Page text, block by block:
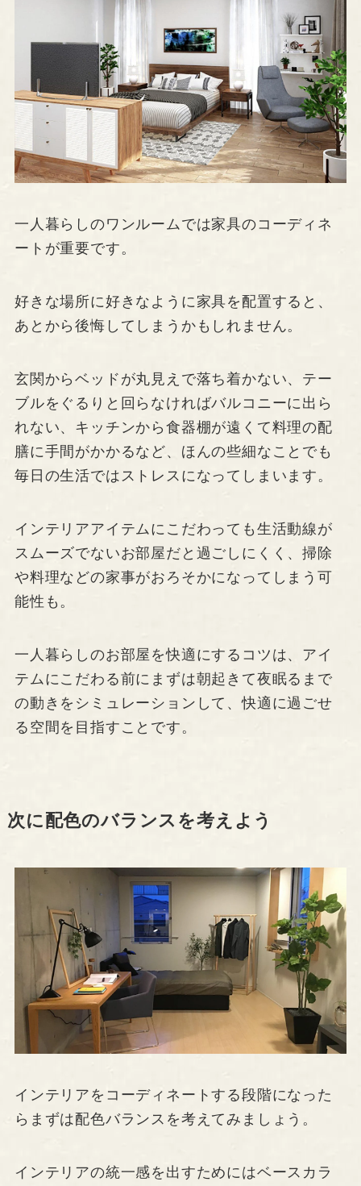
一人暮らしのワンルームでは家具のコーディネ
ートが重要です。
好きな場所に好きなように家具を配置すると、
あとから後悔してしまうかもしれません。
玄関からベッドが丸見えで落ち着かない、テー
ブルをぐるりと回らなければバルコニーに出ら
れない、キッチンから食器棚が遠くて料理の配
膳に手間がかかるなど、ほんの些細なことでも
毎日の生活ではストレスになってしまいます。
インテリアアイテムにこだわっても生活動線が
スムーズでないお部屋だと過ごしにくく、掃除
や料理などの家事がおろそかになってしまう可
能性も。
一人暮らしのお部屋を快適にするコツは、アイ
テムにこだわる前にまずは朝起きて夜眠るまで
の動きをシミュレーションして、快適に過ごせ
る空間を目指すことです。
次に配色のバランスを考えよう
インテリアをコーディネートする段階になった
らまずは配色バランスを考えてみましょう。
インテリアの統一感を出すためにはベースカラ